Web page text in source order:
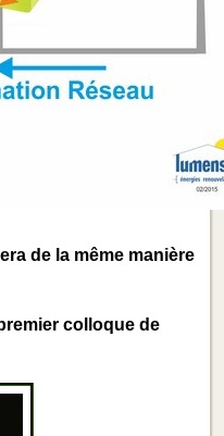
de la même manière
colloque de